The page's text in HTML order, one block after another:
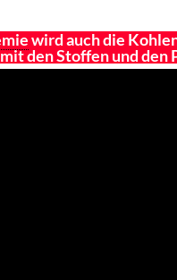
wird auch die
den Stoffen und den